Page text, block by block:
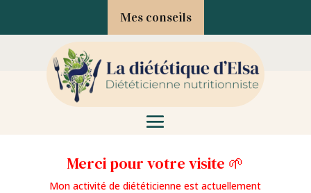
Mes conseils
Merci pour votre visite 🌱
Mon activité de diététicienne est actuellement